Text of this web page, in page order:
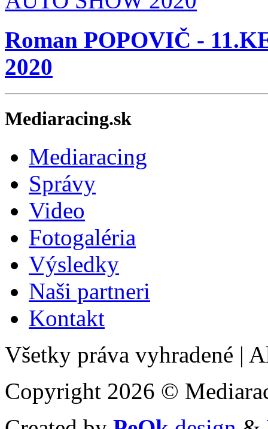
Roman POPOVIČ -
2020
Mediaracing.sk
Mediaracing
Správy
Video
Fotogaléria
Výsledky
Naši partneri
Kontakt
Všetky práva vyhradené |
Copyright 2026 ©